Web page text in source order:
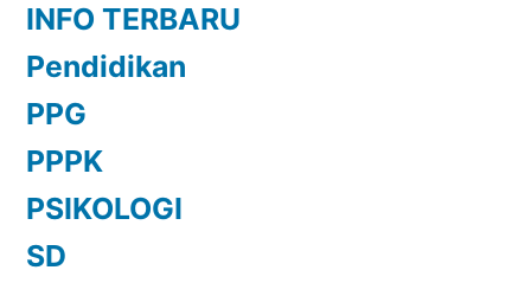
INFO TERBARU
Pendidikan
PPG
PPPK
PSIKOLOGI
SD